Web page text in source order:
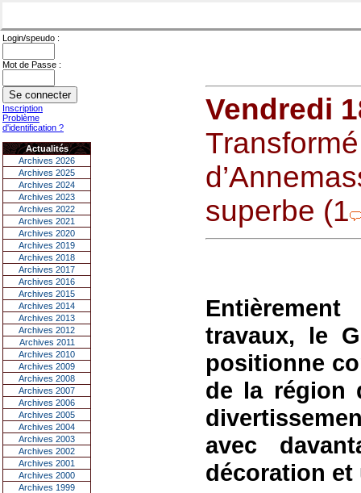
Login/speudo :
Mot de Passe :
Inscription
Problème
d'identification ?
Actualités
Archives 2026
Archives 2025
Archives 2024
Archives 2023
Archives 2022
Archives 2021
Archives 2020
Archives 2019
Archives 2018
Archives 2017
Archives 2016
Archives 2015
Archives 2014
Archives 2013
Archives 2012
Archives 2011
Archives 2010
Archives 2009
Archives 2008
Archives 2007
Archives 2006
Archives 2005
Archives 2004
Archives 2003
Archives 2002
Archives 2001
Archives 2000
Archives 1999
Vendredi
superbe (1
travaux, le
positionne
de la région
avec
décoration